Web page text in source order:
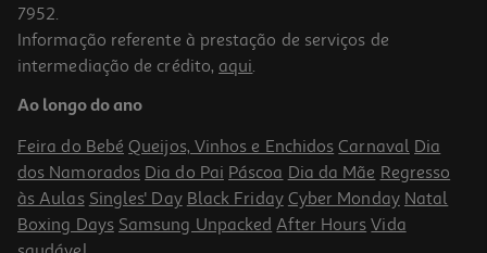
Aperitivo Lorenz Saltlets Sticks 150g
13.27 €/Kg
1,99 €
7952.
Informação referente à prestação de serviços de
intermediação de crédito, aqui.
Ao longo do ano
Feira do Bebé Queijos, Vinhos e Enchidos Carnaval Dia
dos Namorados Dia do Pai Páscoa Dia da Mãe Regresso
às Aulas Singles' Day Black Friday Cyber Monday Natal
Boxing Days Samsung Unpacked After Hours Vida